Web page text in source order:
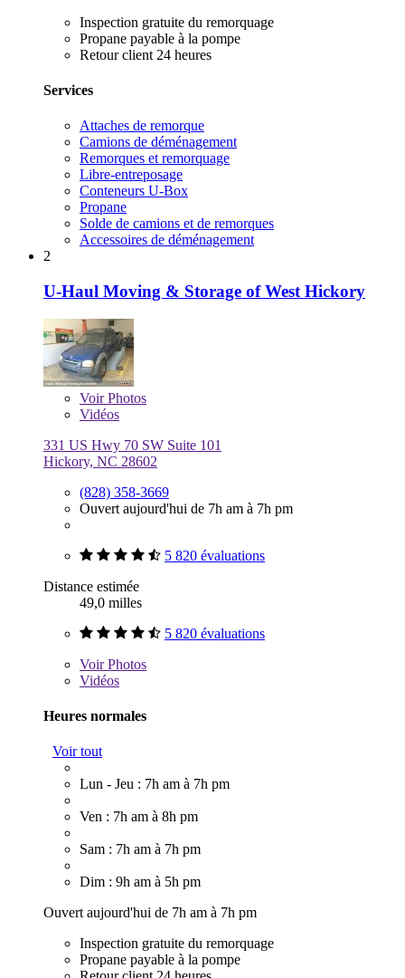
Inspection gratuite du remorquage
Propane payable à la pompe
Retour client 24 heures
Services
Attaches de remorque
Camions de déménagement
Remorques et remorquage
Libre-entreposage
Conteneurs U-Box
Propane
Solde de camions et de remorques
Accessoires de déménagement
2
U-Haul Moving & Storage of West Hickory
VoirPhotos
Vidéos
331 US Hwy 70 SW Suite 101
Hickory, NC 28602
(828) 358-3669
Ouvert aujourd'hui de 7h am à 7h pm
5 820 évaluations
Distance estimée
49,0 milles
5 820 évaluations
VoirPhotos
Vidéos
Heures normales
Voir tout
Lun - Jeu : 7h am à 7h pm
Ven : 7h am à 8h pm
Sam : 7h am à 7h pm
Dim : 9h am à 5h pm
Ouvert aujourd'hui de 7h am à 7h pm
Inspection gratuite du remorquage
Propane payable à la pompe